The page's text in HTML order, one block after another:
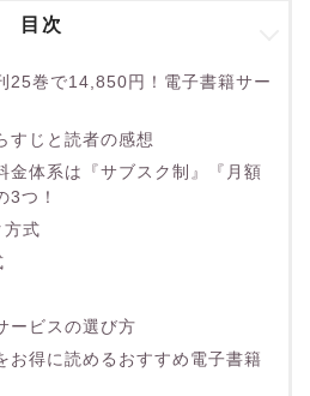
目次
25巻で14,850円！電子書籍サー
すじと読者の感想
金体系は『サブスク制』『月額
3つ！
式
ービスの選び方
お得に読めるおすすめ電子書籍